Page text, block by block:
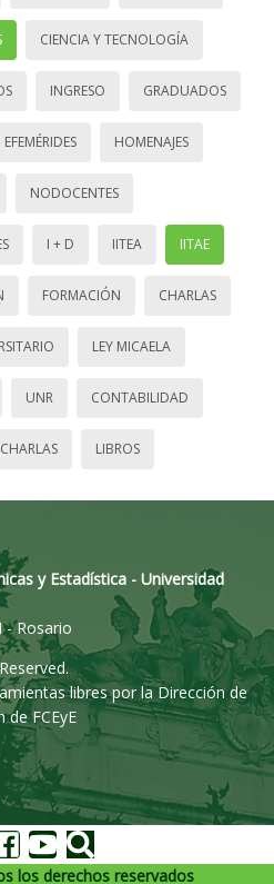
CIENCIA Y TECNOLOGÍA
INGRESO GRADUADOS
EFEMÉRIDES HOMENAJES
NODOCENTES
I + D IITEA IITAE
FORMACIÓN CHARLAS
LEY MICAELA
UNR CONTABILIDAD
CHARLAS LIBROS
y Estadística - Universidad
- Rosario
libres por la Dirección de
FCEyE
los derechos reservados